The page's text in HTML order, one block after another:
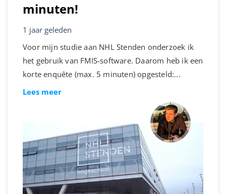
minuten!
1 jaar geleden
Voor mijn studie aan NHL Stenden onderzoek ik
het gebruik van FMIS-software. Daarom heb ik een
korte enquête (max. 5 minuten) opgesteld:...
Lees meer